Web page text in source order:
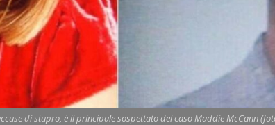
di stupro, è il principale sospettato del caso Maddie McCann